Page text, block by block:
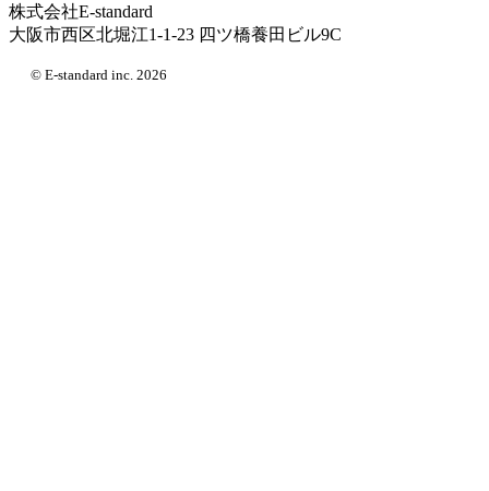
株式会社E-standard
大阪市西区北堀江1-1-23 四ツ橋養田ビル9C
© E-standard inc. 2026